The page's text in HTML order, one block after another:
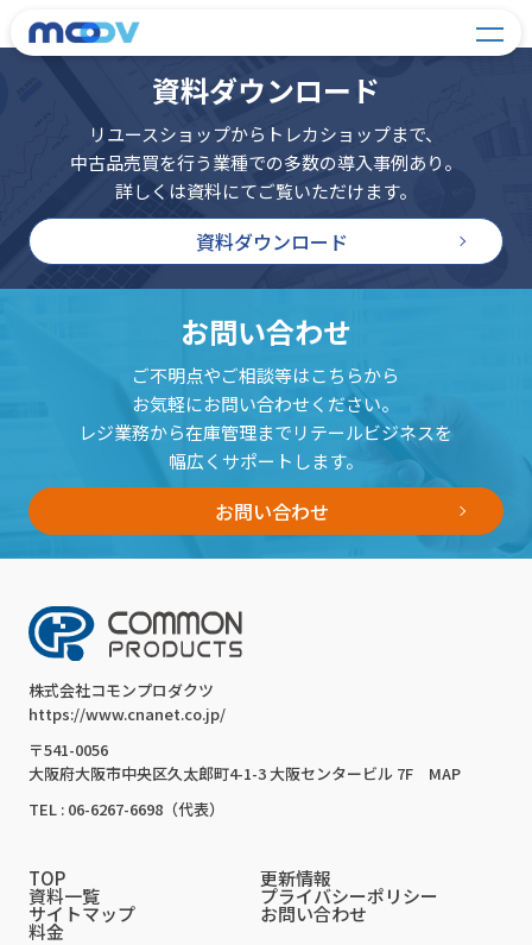
資料ダウンロード
リユースショップからトレカショップまで、
中古品売買を行う業種での多数の導入事例あり。
詳しくは資料にてご覧いただけます。
資料ダウンロード
お問い合わせ
ご不明点やご相談等はこちらから
お気軽にお問い合わせください。
レジ業務から在庫管理までリテールビジネスを
幅広くサポートします。
お問い合わせ
株式会社コモンプロダクツ
https://www.cnanet.co.jp/
〒541-0056
大阪府大阪市中央区久太郎町4-1-3 大阪センタービル 7F
MAP
TEL : 06-6267-6698（代表）
TOP 更新情報
資料一覧 プライバシーポリシー
サイトマップ お問い合わせ
料金